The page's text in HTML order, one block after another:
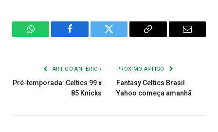
WhatsAppFacebook Twitter
Copiar
E-
ARTIGO ANTERIOR
Pré-temporada: Celtics 99 x
85 Knicks
PRÓXIMO ARTIGO
Fantasy Celtics Brasil
Yahoo começa amanhã